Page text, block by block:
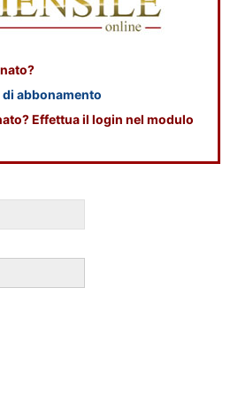
abbonamento
Effettua il login nel modulo